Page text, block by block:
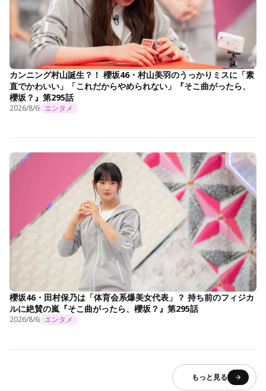
カンニング村山誕生？！ 櫻坂46・村山美羽のうっかりミスに「素
直でかわいい」「これだからやめられない」『そこ曲がったら、
櫻坂？』第295話
2026/8/6 エンタメ
櫻坂46・田村保乃は「体育会系爆美女代表」？ 持ち前のフィジカ
ルに絶賛の嵐『そこ曲がったら、櫻坂？』第295話
2026/8/6 エンタメ
もっと見る